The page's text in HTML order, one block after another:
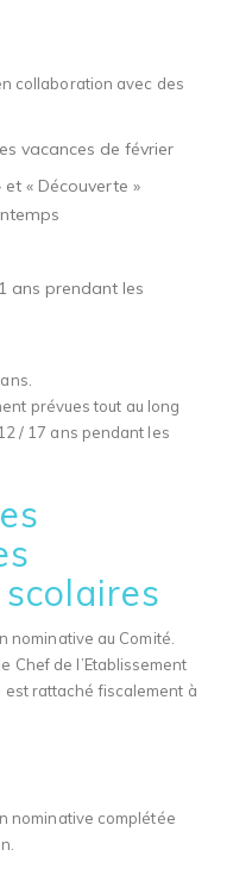
collaboration avec des
vacances de février
« Découverte »
ans prendant les
prévues tout au long
/ 17 ans pendant les
nominative au Comité.
Chef de l’Etablissement
est rattaché fiscalement à
nominative complétée